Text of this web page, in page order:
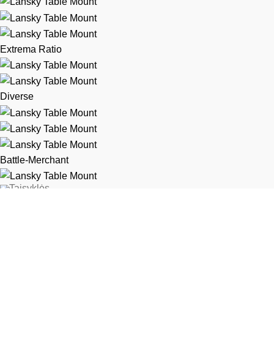
Extrema Ratio
Diverse
Battle-Merchant
Taisyklės